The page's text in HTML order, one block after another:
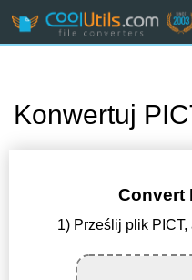
Konwertuj
Convert
1) Prześlij plik